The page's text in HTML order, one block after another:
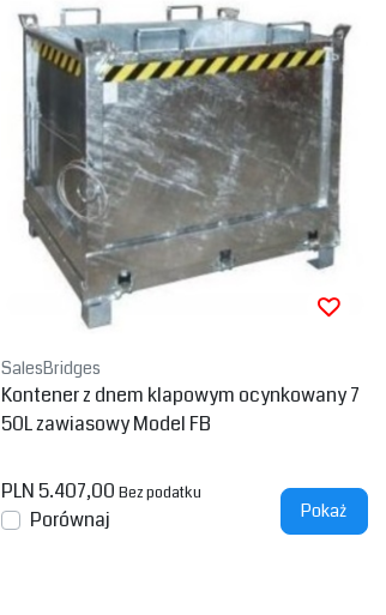
SalesBridges
Kontener z dnem klapowym ocynkowany 7
50L zawiasowy Model FB
PLN 5.407,00 Bez podatku
Porównaj Pokaż